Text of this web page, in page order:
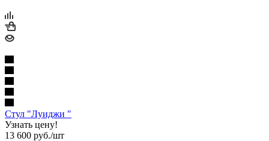
Стул "Луиджи "
Узнать цену!
13 600 руб./шт